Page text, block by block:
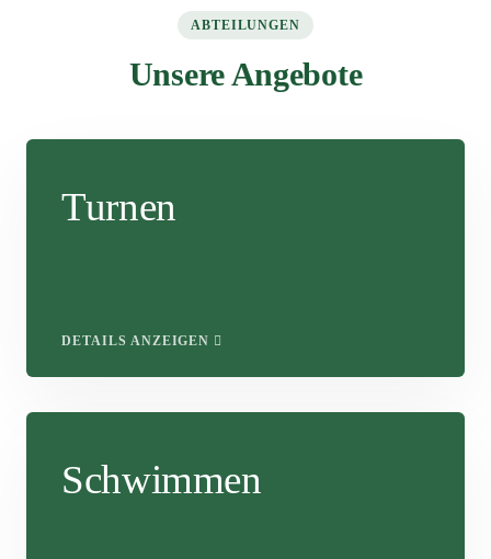
ABTEILUNGEN
Unsere Angebote
Turnen
DETAILS ANZEIGEN
Schwimmen